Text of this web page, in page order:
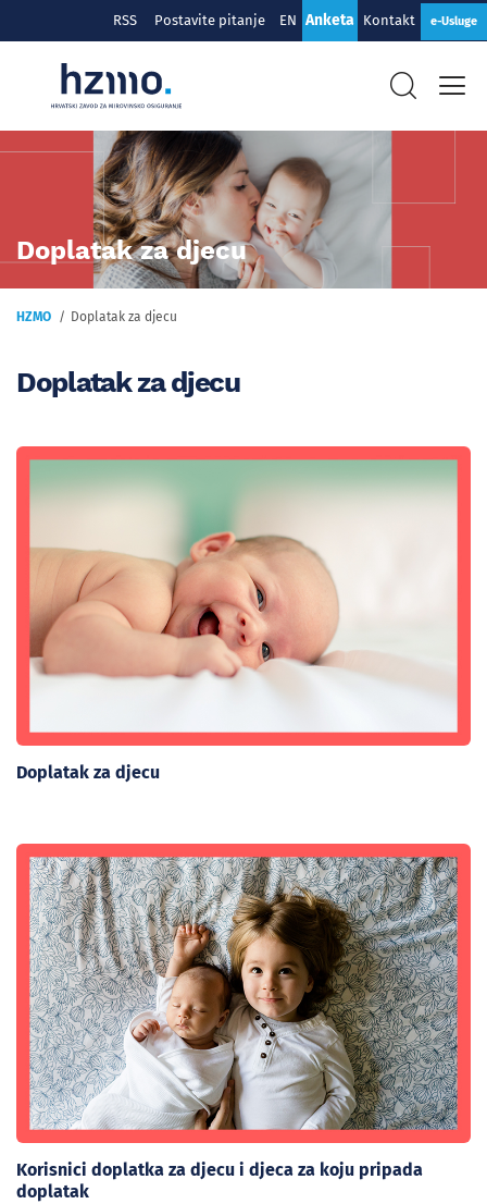
RSS Postavite pitanje EN Anketa Kontakt e-Usluge
Doplatak za djecu
HZMO Doplatak za djecu
Doplatak za djecu
Doplatak za djecu
Korisnici doplatka za djecu i djeca za koju pripada
doplatak